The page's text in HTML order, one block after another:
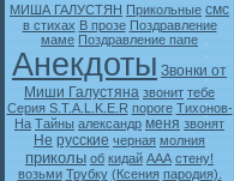
МИША ГАЛУСТЯН Прикольные смс
в стихах В прозе Поздравление
маме Поздравление папе
Анекдоты Звонки от
Миши Галустяна звонит тебе
Серия S.T.A.L.K.E.R пороге Тихонов-
На Тайны александр меня звонят
Не русские черная молния
приколы об кидай ААА стену!
возьми Трубку (Ксения пародия).